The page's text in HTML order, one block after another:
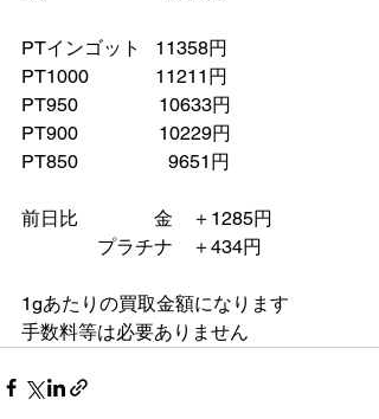
PTインゴット   11358円
PT1000　　　  11211円
PT950　　　　 10633円
PT900　　　　 10229円
PT850　　　　   9651円
前日比　　　　金　＋1285円
プラチナ    ＋434円
1gあたりの買取金額になります
手数料等は必要ありません